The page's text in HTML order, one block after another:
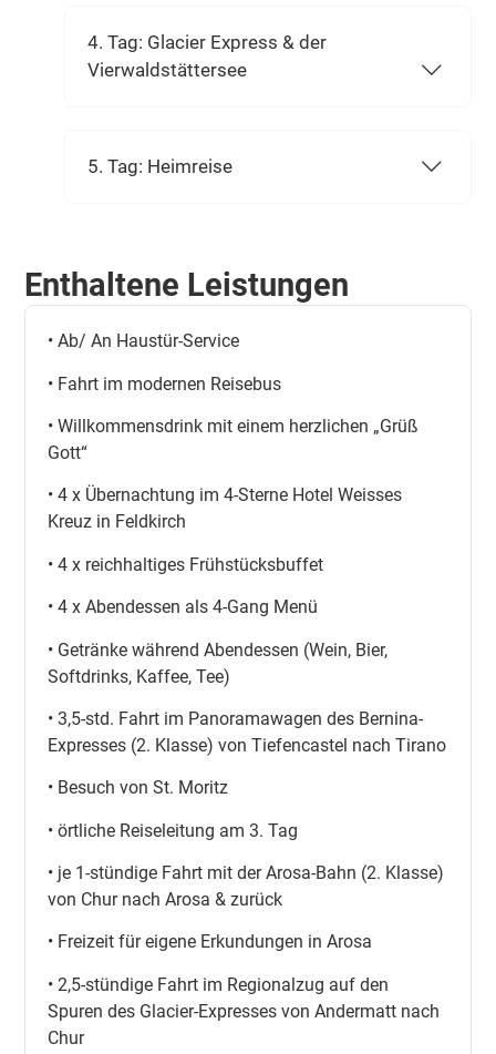
4. Tag: Glacier Express & der
Vierwaldstättersee
5. Tag: Heimreise
Enthaltene Leistungen
• Ab/ An Haustür-Service
• Fahrt im modernen Reisebus
• Willkommensdrink mit einem herzlichen „Grüß
Gott“
• 4 x Übernachtung im 4-Sterne Hotel Weisses
Kreuz in Feldkirch
• 4 x reichhaltiges Frühstücksbuffet
• 4 x Abendessen als 4-Gang Menü
• Getränke während Abendessen (Wein, Bier,
Softdrinks, Kaffee, Tee)
• 3,5-std. Fahrt im Panoramawagen des Bernina-
Expresses (2. Klasse) von Tiefencastel nach Tirano
• Besuch von St. Moritz
• örtliche Reiseleitung am 3. Tag
• je 1-stündige Fahrt mit der Arosa-Bahn (2. Klasse)
von Chur nach Arosa & zurück
• Freizeit für eigene Erkundungen in Arosa
• 2,5-stündige Fahrt im Regionalzug auf den
Spuren des Glacier-Expresses von Andermatt nach
Chur